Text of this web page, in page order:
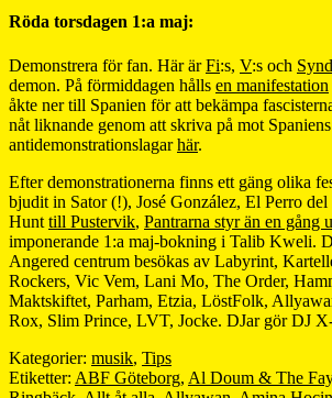
Röda torsdagen 1:a maj:
Demonstrera för fan. Här ärFi:s, V:s och
demon. På förmiddagen hålls en manifestation
åkte ner till Spanien för att bekämpa
nåt liknande genom att skriva på mot Spaniens
antidemonstrationslagarhär.
Efter demonstrationerna finns ett gäng olika
bjudit in Sator (!), José González, El Perro del
Hunt till Pustervik, Pantrarna styr än en gång
imponerande 1:a maj-bokning i Talib Kweli.
Angered centrum besökas av Labyrint,
Rockers, Vic Vem, Lani Mo, The Order,
Maktskiftet, Parham, Etzia, LöstFolk,
Rox, Slim Prince, LVT, Jocke. DJar gör DJ
Kategorier: musik, Tips
Etiketter: ABF Göteborg, Al Doum & The